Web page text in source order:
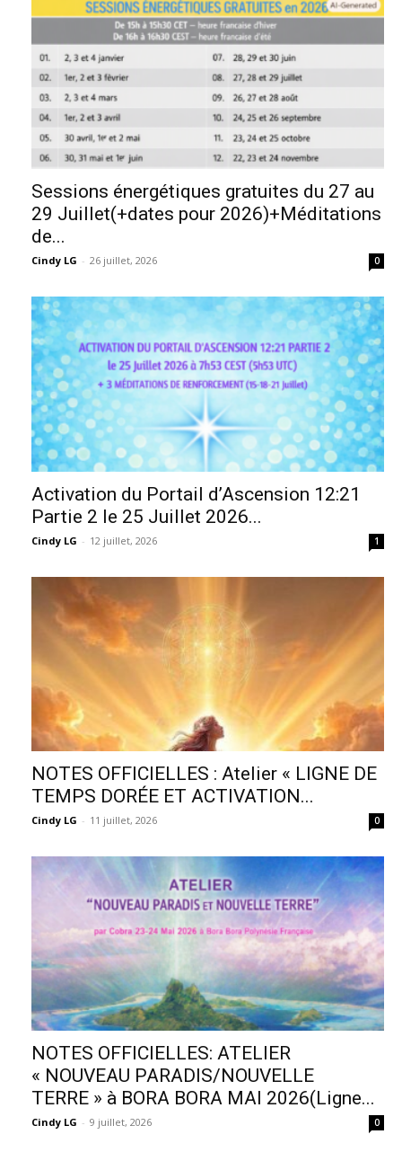
Sessions énergétiques gratuites du 27 au
29 Juillet(+dates pour 2026)+Méditations
de...
Cindy LG - 26 juillet, 2026 0
Activation du Portail d’Ascension 12:21
Partie 2 le 25 Juillet 2026...
Cindy LG - 12 juillet, 2026 1
NOTES OFFICIELLES : Atelier « LIGNE DE
TEMPS DORÉE ET ACTIVATION...
Cindy LG - 11 juillet, 2026 0
NOTES OFFICIELLES: ATELIER
« NOUVEAU PARADIS/NOUVELLE
TERRE » à BORA BORA MAI 2026(Ligne...
Cindy LG - 9 juillet, 2026 0